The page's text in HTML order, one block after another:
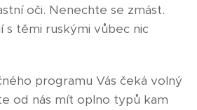
oči. Nenechte se zmást.
s těmi ruskými vůbec nic
programu Vás čeká volný
od nás mít oplno typů kam